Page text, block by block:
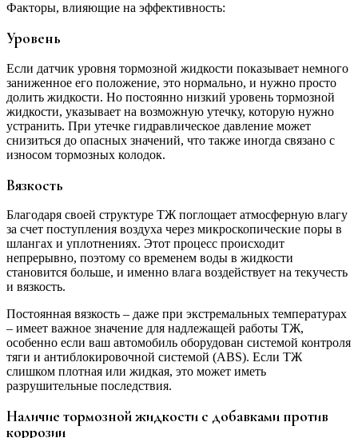
Факторы, влияющие на эффективность:
Уровень
Если датчик уровня тормозной жидкости показывает немного
заниженное его положение, это нормально, и нужно просто
долить жидкости. Но постоянно низкий уровень тормозной
жидкости, указывает на возможную утечку, которую нужно
устранить. При утечке гидравлическое давление может
снизиться до опасных значений, что также иногда связано с
износом тормозных колодок.
Вязкость
Благодаря своей структуре ТЖ поглощает атмосферную влагу
за счет поступления воздуха через микроскопические поры в
шлангах и уплотнениях. Этот процесс происходит
непрерывно, поэтому со временем воды в жидкости
становится больше, и именно влага воздействует на текучесть
и вязкость.
Постоянная вязкость – даже при экстремальных температурах
– имеет важное значение для надлежащей работы ТЖ,
особенно если ваш автомобиль оборудован системой контроля
тяги и антиблокировочной системой (ABS). Если ТЖ
слишком плотная или жидкая, это может иметь
разрушительные последствия.
Наличие тормозной жидкости с добавками против
коррозии